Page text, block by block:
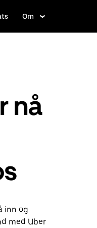
Om
nå
inn og
med Uber